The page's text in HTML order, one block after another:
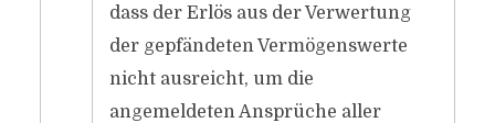
dass der Erlös aus der Verwertung
der gepfändeten Vermögenswerte
nicht ausreicht, um die
angemeldeten Ansprüche aller